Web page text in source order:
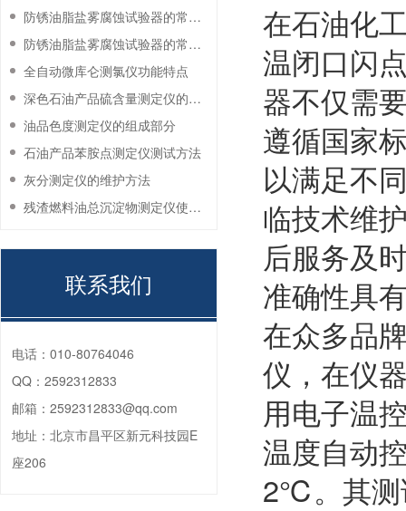
在石油化
温闭口闪
器不仅需
遵循国家
以满足不
临技术维
后服务及
准确性具
在众多品
仪，在仪
用电子温
温度自动
2℃。其测
防锈油脂盐雾腐蚀试验器的常见故障与解决方法
防锈油脂盐雾腐蚀试验器的常见故障与解决方法
全自动微库仑测氯仪功能特点
深色石油产品硫含量测定仪的工作环境要求
油品色度测定仪的组成部分
石油产品苯胺点测定仪测试方法
灰分测定仪的维护方法
残渣燃料油总沉淀物测定仪使用注意事项
联系我们
电话： 010-80764046
QQ： 2592312833
邮箱： 2592312833@qq.com
地址： 北京市昌平区新元科技园E
座206